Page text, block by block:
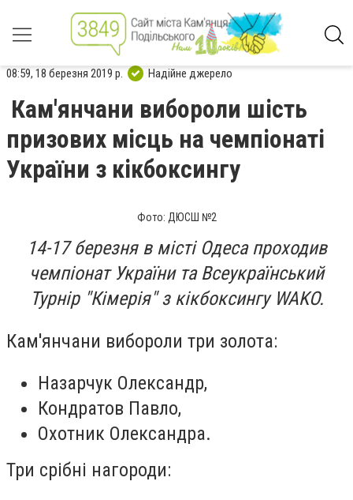
08:59, 18 березня 2019 р. Надійне джерело
Кам'янчани вибороли шість
призових місць на чемпіонаті
України з кікбоксингу
Фото: ДЮСШ №2
14-17 березня в місті Одеса проходив
чемпіонат України та Всеукраїнський
Турнір "Кімерія" з кікбоксингу WAKO.
Кам'янчани вибороли три золота:
Назарчук Олександр,
Кондратов Павло,
Охотник Олександра.
Три срібні нагороди: